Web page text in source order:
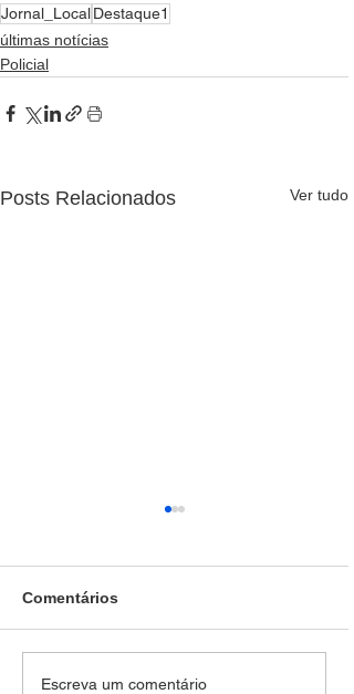
Jornal_LocalDestaque1
últimas notícias
Policial
Posts Relacionados Ver tudo
Jovem de 18 anos, é
Comentários
Escreva um comentário